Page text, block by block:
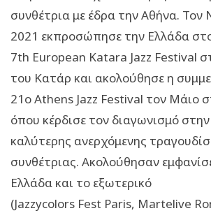
συνθέτρια με έδρα την Αθήνα. Τον
2021 εκπροσώπησε την Ελλάδα
7th European Katara Jazz Festival
του Κατάρ και ακολούθησε η
21οAthens Jazz Festival τον Μάιο
όπου κέρδισε τον διαγωνισμό
καλύτερης ανερχόμενης
συνθέτριας. Ακολούθησαν
Ελλάδα και το εξωτερικό
(Jazzycolors Fest Paris, Martelive